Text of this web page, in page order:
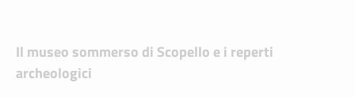
Il museo sommerso di Scopello e i reperti
archeologici